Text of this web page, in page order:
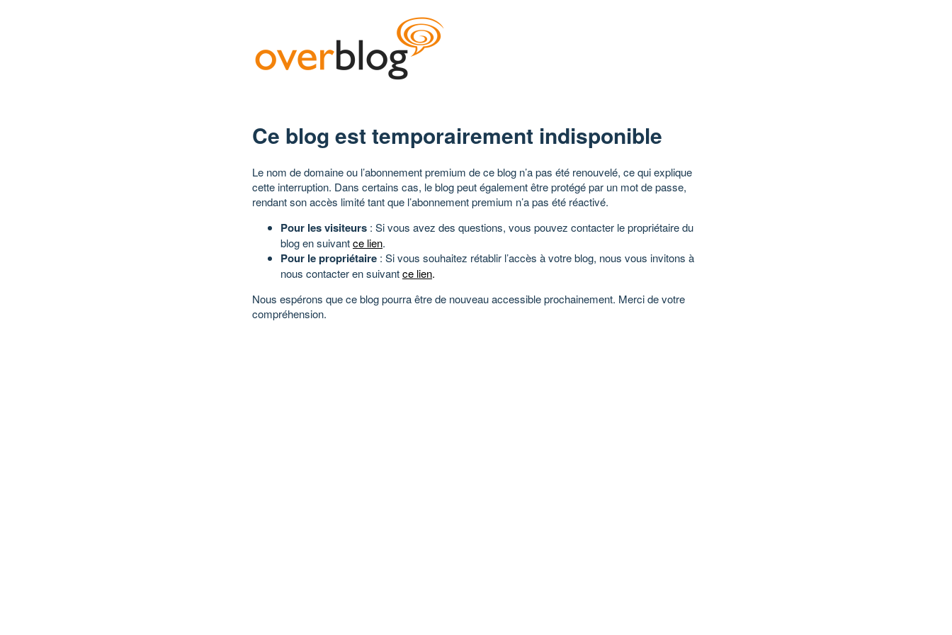
Ce blog est temporairement indisponible
Le nom de domaine ou l’abonnement premium de ce blog n’a pas été renouvelé, ce qui explique
cette interruption. Dans certains cas, le blog peut également être protégé par un mot de passe,
rendant son accès limité tant que l’abonnement premium n’a pas été réactivé.
Pour les visiteurs : Si vous avez des questions, vous pouvez contacter le propriétaire du
blog en suivantce lien.
Pour le propriétaire : Si vous souhaitez rétablir l’accès à votre blog, nous vous invitons à
nous contacter en suivantce lien.
Nous espérons que ce blog pourra être de nouveau accessible prochainement. Merci de votre
compréhension.